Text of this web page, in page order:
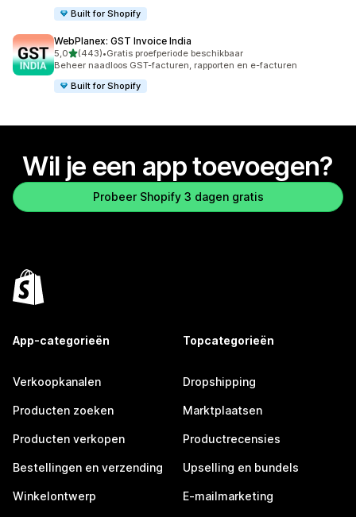
Built for Shopify
WebPlanex: GST Invoice India
5,0van 5 sterren
(443)
443 recensies in totaal
•Gratis proefperiode beschikbaar
Beheer naadloos GST-facturen, rapporten en e-facturen
Built for Shopify
Wil je een app toevoegen?
Probeer Shopify 3 dagen gratis
App-categorieën
Verkoopkanalen
Producten zoeken
Producten verkopen
Bestellingen en verzending
Winkelontwerp
Topcategorieën
Dropshipping
Marktplaatsen
Productrecensies
Upselling en bundels
E-mailmarketing